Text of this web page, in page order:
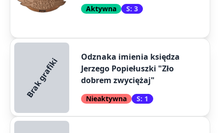
Aktywna S: 3
Brak grafiki
Odznaka imienia księdza
Jerzego Popiełuszki "Zło
dobrem zwyciężaj"
Nieaktywna S: 1